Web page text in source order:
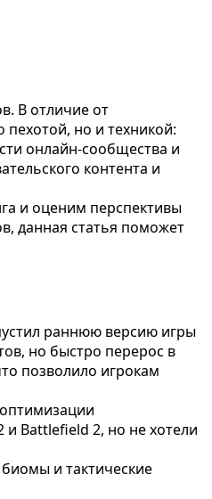
В отличие от
пехотой, но и техникой:
онлайн-сообщества и
контента и
и оценим перспективы
данная статья поможет
раннюю версию игры
но быстро перерос в
позволило игрокам
и Battlefield 2, но не хотели
и тактические